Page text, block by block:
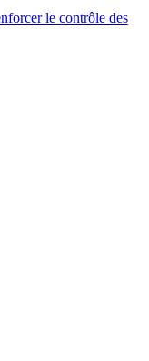
le contrôle des